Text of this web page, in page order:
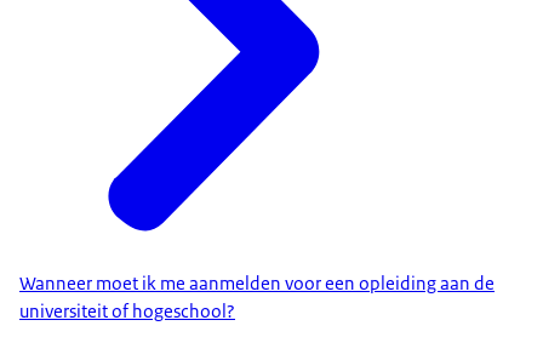
Wanneer moet ik me aanmelden voor een opleiding aan de
universiteit of hogeschool?